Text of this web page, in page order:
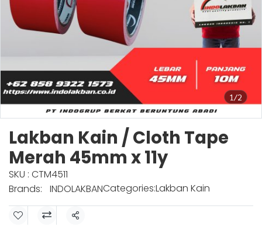
1/2
Lakban Kain / Cloth Tape
Merah 45mm x 11y
SKU : CTM4511
Brands:
INDOLAKBANCategories:Lakban Kain
Share